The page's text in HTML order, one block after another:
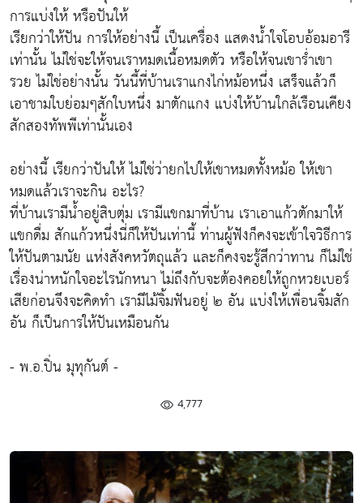
การแบ่งให้ หรือปันให้
เรียกว่าให้ปัน การให้อย่างนี้ เป็นเครื่อง แสดงน้ำใจโอบอ้อมอารี
เท่านั้น ไม่ใช่จะให้จนเราหมดเนื้อหมดตัว หรือให้จนเขาร่ำเขา
รวย ไม่ใช่อย่างนั้น วันนี้ที่บ้านเราแกงไก่หม้อหนึ่ง เสร็จแล้วก็
เอาชามใบย่อมๆสักใบหนึ่ง มาตักแกง แบ่งให้บ้านใกล้เรือนเคียง
สักสองทัพพีเท่านั้นเอง
อย่างนี้ เรียกว่าปันให้ ไม่ใช่ว่ายกไปให้เขาหมดทั้งหม้อ ให้เขา
หมดแล้วเราจะกิน อะไร?
ที่บ้านเรามีน้ำอยู่สิบตุ่ม เรามีแขกมาที่บ้าน เราเอาแก้วตักมาให้
แขกดื่ม สักแก้วหนึ่งนี่ก็ให้ปันเท่านี้ ท่านผู้ฟังก็คงจะเข้าใจวิธีการ
ให้ปันตามนัย แห่งสังคหวัตถุแล้ว และก็คงจะรู้สึกว่าทาน ก็ไม่ใช่
เรื่องน่าหนักใจอะไรนักหนา ไม่ถึงกับจะต้องคอยให้ถูกหวยเบอร์
เสียก่อนจึงจะคิดทำ เรามีไม้จิ้มฟันอยู่ ๒ อัน แบ่งให้เพื่อนจิ้มสัก
อัน ก็เป็นการให้ปันเหมือนกัน
- พ.อ.ปิ่น มุทุกันต์ -
4,777